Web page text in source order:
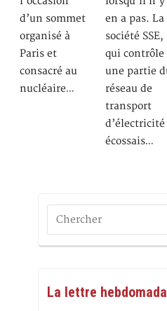
d’un sommet
organisé à
Paris et
consacré au
nucléaire…
en a pas. La
société SSE,
qui contrôle
une partie
réseau de
transport
d’électricité
écossais…
La lettre